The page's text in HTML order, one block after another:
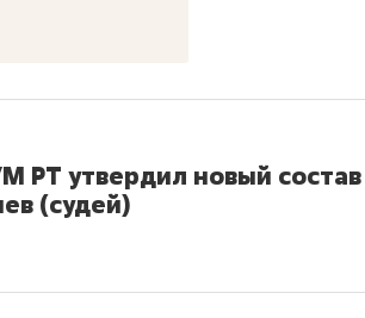
РТ утвердил новый
(судей)